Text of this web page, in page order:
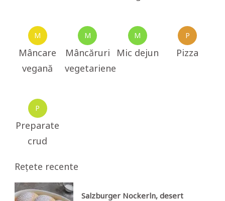
M
Mâncare
vegană
M
Mâncăruri
vegetariene
M
Mic dejun
P
Pizza
P
Preparate
crud
Rețete recente
Salzburger Nockerln, desert